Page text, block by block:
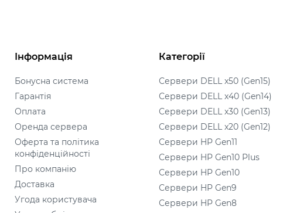
Інформація
Бонусна система
Гарантія
Оплата
Оренда сервера
Оферта та політика
конфіденційності
Про компанію
Доставка
Угода користувача
Категорії
Сервери DELL x50 (Gen15)
Сервери DELL x40 (Gen14)
Сервери DELL x30 (Gen13)
Сервери DELL x20 (Gen12)
Сервери HP Gen11
Сервери HP Gen10 Plus
Сервери HP Gen10
Сервери HP Gen9
Сервери HP Gen8